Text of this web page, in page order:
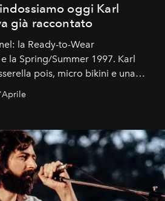
oggi Karl
già raccontato
la Ready-to-Wear
la Spring/Summer 1997. Karl
pois, micro bikini e una
una dietro l'altra. Trent'anni dopo,
contemporanei che abbiamo.